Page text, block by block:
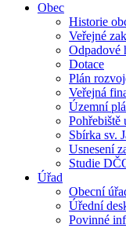
Obec
Historie
Veřejné
Odpadové
Dotace
Plán
Veřejná
Územní
Pohřebiště
Sbírka sv.
Usnesení
Studie
Úřad
Obecní
Úřední
Povinné